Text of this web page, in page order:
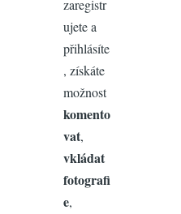
zaregistr
ujete a
přihlásíte
, získáte
možnost
komento
vat,
vkládat
fotografi
e,